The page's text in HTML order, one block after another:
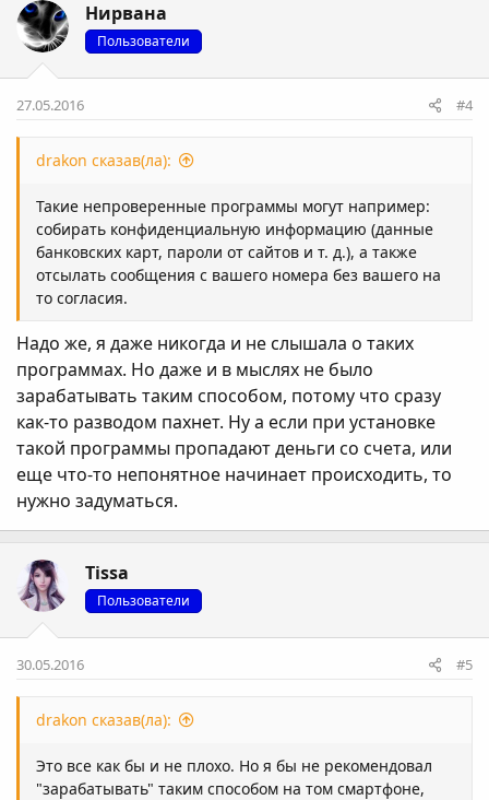
Нирвана
Пользователи
27.05.2016 #4
drakon сказав(ла):
Такие непроверенные программы могут например:
собирать конфиденциальную информацию (данные
банковских карт, пароли от сайтов и т. д.), а также
отсылать сообщения с вашего номера без вашего на
то согласия.
Надо же, я даже никогда и не слышала о таких
программах. Но даже и в мыслях не было
зарабатывать таким способом, потому что сразу
как-то разводом пахнет. Ну а если при установке
такой программы пропадают деньги со счета, или
еще что-то непонятное начинает происходить, то
нужно задуматься.
Tissa
Пользователи
30.05.2016 #5
drakon сказав(ла):
Это все как бы и не плохо. Но я бы не рекомендовал
"зарабатывать" таким способом на том смартфоне,